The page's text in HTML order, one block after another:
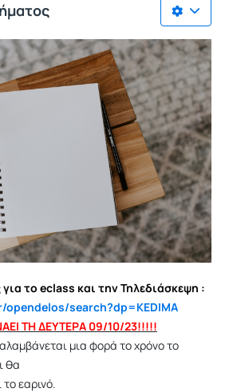
το eclass και την Τηλεδιάσκεψη :
search?dp=KEDIMA
ΤΗ ΔΕΥΤΕΡΑ 09/10/23!!!!!
μια φορά το χρόνο το
θα
εαρινό.